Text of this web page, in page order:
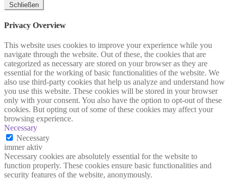
Schließen
Privacy Overview
This website uses cookies to improve your experience while you
navigate through the website. Out of these, the cookies that are
categorized as necessary are stored on your browser as they are
essential for the working of basic functionalities of the website. We
also use third-party cookies that help us analyze and understand how
you use this website. These cookies will be stored in your browser
only with your consent. You also have the option to opt-out of these
cookies. But opting out of some of these cookies may affect your
browsing experience.
Necessary
Necessary
immer aktiv
Necessary cookies are absolutely essential for the website to
function properly. These cookies ensure basic functionalities and
security features of the website, anonymously.